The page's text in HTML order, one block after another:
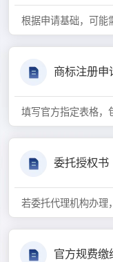
根据申请基础，可能
商标注册申
填写官方指定表格，
委托授权书
若委托代理机构办理
官方规费缴